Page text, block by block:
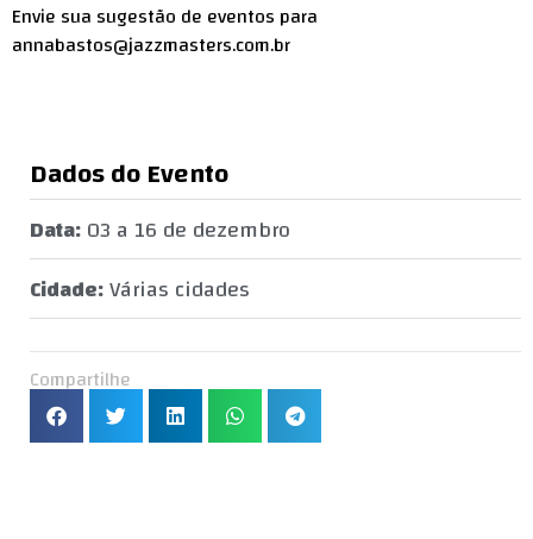
Envie sua sugestão de eventos para
annabastos@jazzmasters.com.br
Dados do Evento
Data:03 a 16 de dezembro
Cidade:Várias cidades
Compartilhe